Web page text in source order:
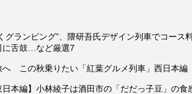
グランピング”、隈研吾氏デザイン列車でコース
に舌鼓…など厳選7
へ この秋乗りたい「紅葉グルメ列車」西日本編
本編】小林綾子は酒田市の「だだっ子豆」の食